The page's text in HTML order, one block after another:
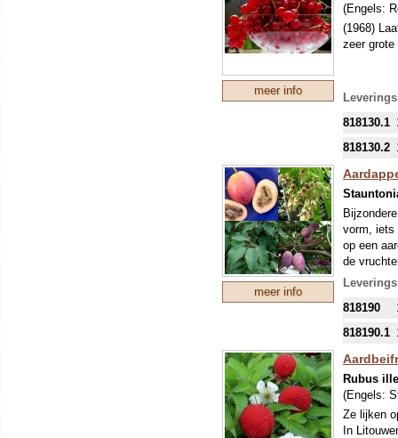
meer info
(Engels:
(1968)
zeer
818130.1
818130.2
meer info
vorm, iets
op een
de
schaduw,
maar
heerlijk
lichte
818190
818190.1
Rubus
(Engels:
Ze lijken
In